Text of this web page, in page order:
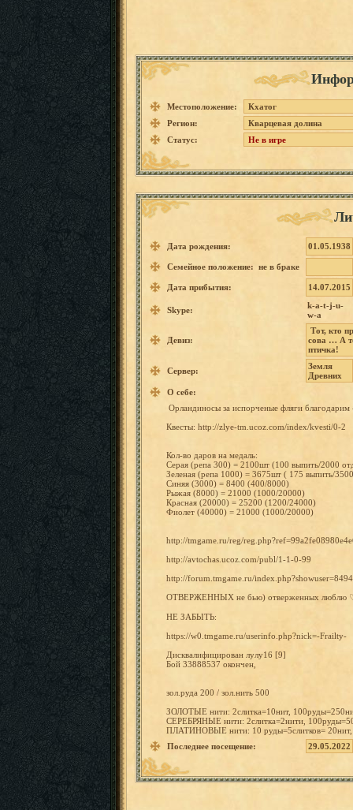
Местоположение:
Кхатог
Регион:
Кварцевая долина
Статус:
Не в игре
Дата рождения: 01.05.1938
Семейное положение: не в браке
Дата прибытия: 14.07.2015
Skype:
k-a-t-j-u-
w-a
Девиз:
Тот, кто
сова … А
птичка!
Сервер:
Земля
Древних
О себе:
Орландиносы за испорченые фляги благодарим
Квесты: http://zlye-tm.ucoz.com/index/kvesti/0-2
Кол-во даров на медаль:
Серая (репа 300) = 2100шт (100 выпить/2000
Зеленая (репа 1000) = 3675шт ( 175 выпить/3
Синяя (3000) = 8400 (400/8000)
Рыжая (8000) = 21000 (1000/20000)
Красная (20000) = 25200 (1200/24000)
Фиолет (40000) = 21000 (1000/20000)
http://tmgame.ru/reg/reg .php?ref=99a2fe0
http://avtochas. ucoz.com/publ/1-1-0-99
http://forum.tmgame.ru/index.php?showuse
ОТВЕРЖЕННЫХ не бью) отверженных люблю
НЕ ЗАБЫТЬ:
https://w0.tmgame.ru/userinfo.php?nick=-Frailty-
Дисквалифицирован лулу16 [9]
Бой 33888537 окончен,
зол.руда 200 / зол.нить 500
ЗОЛОТЫЕ нити: 2слитка=10нит, 100руды=
СЕРЕБРЯНЫЕ нити: 2слитка=2нити, 100руды=
ПЛАТИНОВЫЕ нити: 10 руды=5слитков=
Последнее посещение:
29.05.2022